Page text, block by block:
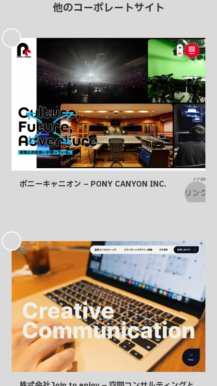
他のコーポレートサイト
ポニーキャニオン – PONY CANYON INC.
気
入
気
入